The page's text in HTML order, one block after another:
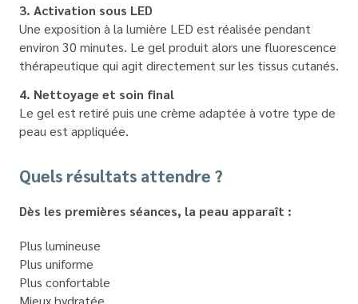
3. Activation sous LED
Une exposition à la lumière LED est réalisée pendant
environ 30 minutes. Le gel produit alors une fluorescence
thérapeutique qui agit directement sur les tissus cutanés.
4. Nettoyage et soin final
Le gel est retiré puis une crème adaptée à votre type de
peau est appliquée.
Quels résultats attendre ?
Dès les premières séances, la peau apparaît :
Plus lumineuse
Plus uniforme
Plus confortable